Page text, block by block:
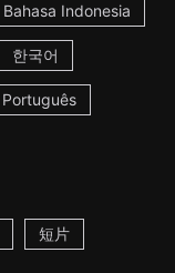
Bahasa Indonesia
한국어
Português
短片